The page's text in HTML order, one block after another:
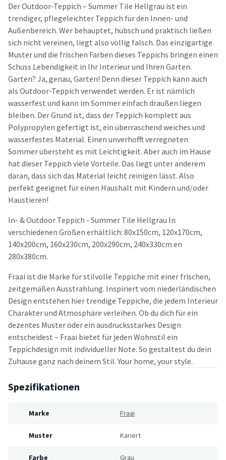
Der Outdoor-Teppich – Summer Tile Hellgrau ist ein
trendiger, pflegeleichter Teppich für den Innen- und
Außenbereich. Wer behauptet, hübsch und praktisch ließen
sich nicht vereinen, liegt also völlig falsch. Das einzigartige
Muster und die frischen Farben dieses Teppichs bringen einen
Schuss Lebendigkeit in Ihr Interieur und Ihren Garten.
Garten? Ja, genau, Garten! Denn dieser Teppich kann auch
als Outdoor-Teppich verwendet werden. Er ist nämlich
wasserfest und kann im Sommer einfach draußen liegen
bleiben. Der Grund ist, dass der Teppich komplett aus
Polypropylen gefertigt ist, ein überraschend weiches und
wasserfestes Material. Einen unverhofft verregneten
Sommer übersteht es mit Leichtigkeit. Aber auch im Hause
hat dieser Teppich viele Vorteile. Das liegt unter anderem
daran, dass sich das Material leicht reinigen lässt. Also
perfekt geeignet für einen Haushalt mit Kindern und/oder
Haustieren!
In- & Outdoor Teppich - Summer Tile Hellgrau In
verschiedenen Größen erhältlich: 80x150cm, 120x170cm,
140x200cm, 160x230cm, 200x290cm, 240x330cm en
280x380cm.
Fraai ist die Marke für stilvolle Teppiche mit einer frischen,
zeitgemäßen Ausstrahlung. Inspiriert vom niederländischen
Design entstehen hier trendige Teppiche, die jedem Interieur
Charakter und Atmosphäre verleihen. Ob du dich für ein
dezentes Muster oder ein ausdrucksstarkes Design
entscheidest – Fraai bietet für jeden Wohnstil ein
Teppichdesign mit individueller Note. So gestaltest du dein
Zuhause ganz nach deinem Stil. Your home, your style.
Spezifikationen
Marke Fraai
Muster Kariert
Farbe Grau